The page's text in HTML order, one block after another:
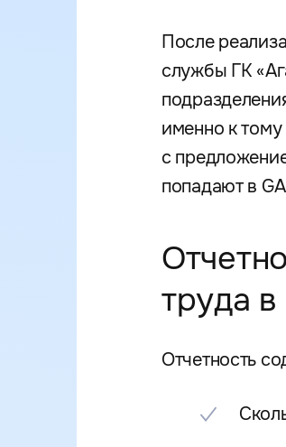
После
службы ГК
именно к
с
попадают в
труда
Отчетность